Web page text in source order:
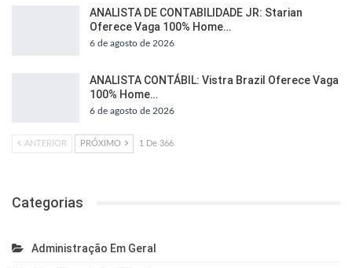
ANALISTA DE CONTABILIDADE JR: Starian
Oferece Vaga 100% Home…
6 de agosto de 2026
ANALISTA CONTÁBIL: Vistra Brazil Oferece Vaga
100% Home…
6 de agosto de 2026
ANTERIOR PRÓXIMO 1 De 366
Categorias
Administração Em Geral